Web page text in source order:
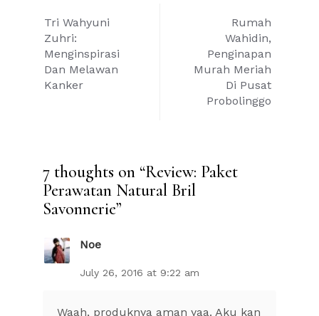
Post
navigation
Tri Wahyuni
Zuhri:
Menginspirasi
Dan Melawan
Kanker
Rumah
Wahidin,
Penginapan
Murah Meriah
Di Pusat
Probolinggo
7 thoughts on “Review: Paket
Perawatan Natural Bril
Savonnerie”
Noe
July 26, 2016 at 9:22 am
Waah, produknya aman yaa. Aku kan